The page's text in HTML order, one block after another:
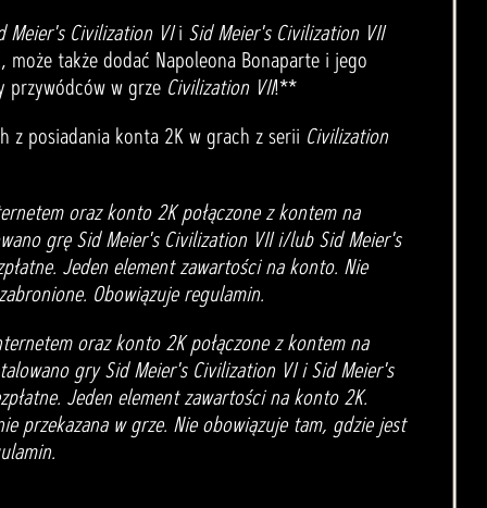
Meier's Civilization VIi Sid Meier's Civilization VII
może także dodać Napoleona Bonaparte i jego
przywódców w grze Civilization VII!**
z posiadania konta 2K w grach z serii Civilization
oraz konto 2K połączone z kontem na
grę Sid Meier's Civilization VII i/lub Sid Meier's
Jeden element zawartości na konto. Nie
Obowiązuje regulamin.
oraz konto 2K połączone z kontem na
gry Sid Meier's Civilization VI i Sid Meier's
Jeden element zawartości na konto 2K.
przekazana w grze. Nie obowiązuje tam, gdzie jest